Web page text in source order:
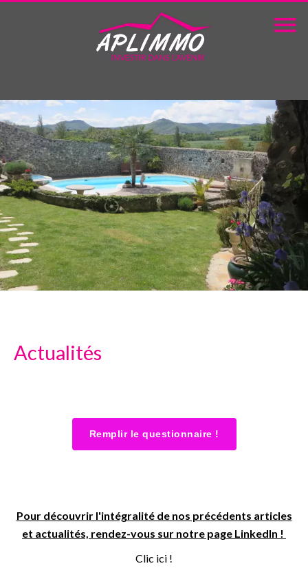
Actualités
Remplir le questionnaire !
Pour découvrir l'intégralité de nos précédents articles
et actualités, rendez-vous sur notre page LinkedIn !
Clic ici !